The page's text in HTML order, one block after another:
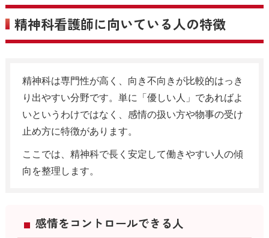
精神科看護師に向いている人の特徴
精神科は専門性が高く、向き不向きが比較的はっき
り出やすい分野です。単に「優しい人」であればよ
いというわけではなく、感情の扱い方や物事の受け
止め方に特徴があります。
ここでは、精神科で長く安定して働きやすい人の傾
向を整理します。
感情をコントロールできる人